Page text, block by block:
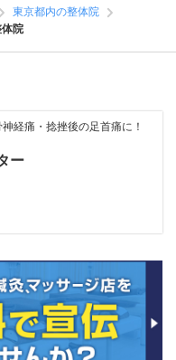
東京都内の整体院
院
経痛・捻挫後の足首痛に！
ー